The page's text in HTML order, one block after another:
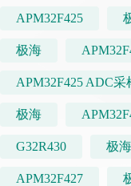
APM32F425
极海
APM32F425 ADC采
极海
G32R430 极海
APM32F427